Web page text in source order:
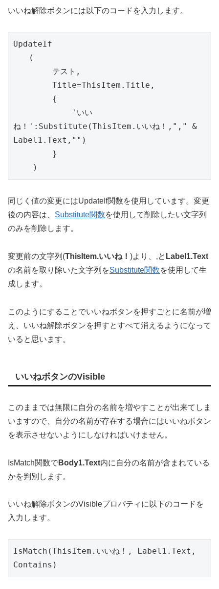
いいね解除ボタンには以下のコードを入力します。
UpdateIf
(
ね！':Substitute(ThisItem.いいね！,"," &
Label1.Text,"")
    )
同じく値の変更にはUpdateIf関数を使用しています。変更
後の内容は、 Substitute関数を使用して削除したい文字列
のみを削除します。
変更前の文字列(ThisItem.いいね！ )より、,と Label1.Text
の名前を取り除いた文字列をSubstitute関数を使用して生
成します。
このようにすることでいいねボタンを押すごとに名前が増
え、いいね解除ボタンを押すとすべて消えるようになって
いると思います。
いいねボタンのVisible
このままでは無限に自分の名前を増やすことが出来てしま
いますので、自分の名前が存在する場合にはいいねボタン
を表示させないようにしなければいけません。
IsMatch関数でBody1.Text内に自分の名前が含まれている
かを判別します。
いいね解除ボタンのVisibleプロパティに以下のコードを
入力します。
IsMatch(ThisItem.いいね！, Label1.Text,
Contains)